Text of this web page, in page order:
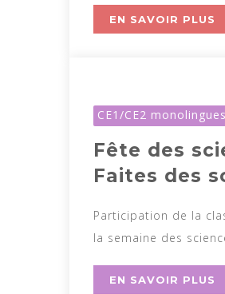
EN SAVOIR PLUS
CE1/CE2 monolingues
Fête des
Faites des
Participation de la
la semaine des
EN SAVOIR PLUS